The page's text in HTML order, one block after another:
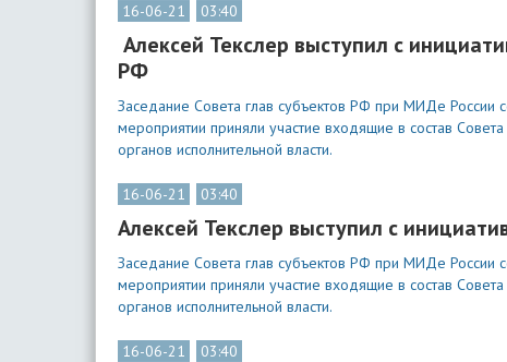
16-06-21 03:40
Алексей Текслер выступил с
РФ
Заседание Совета глав субъектов РФ при МИДе России
мероприятии приняли участие входящие в состав
органов исполнительной власти.
16-06-21 03:40
Алексей Текслер выступил с
Заседание Совета глав субъектов РФ при МИДе России
мероприятии приняли участие входящие в состав
органов исполнительной власти.
16-06-21 03:40